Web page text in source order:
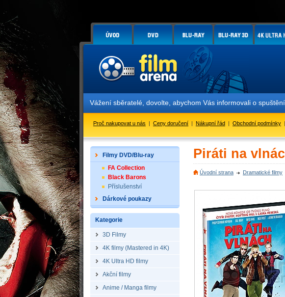
Vážení sběratelé, dovolte, abychom Vás informovali o spuštění
Proč nakupovat u nás | Ceny doručení | Nákupní řád | Obchodní podmínky |
Filmy DVD/Blu-ray
FA Collection
Black Barons
Příslušenství
Dárkové poukazy
Kategorie
3D Filmy
4K filmy (Mastered in 4K)
4K Ultra HD filmy
Akční filmy
Anime / Manga filmy
Piráti na
Úvodní strana Dramatické filmy